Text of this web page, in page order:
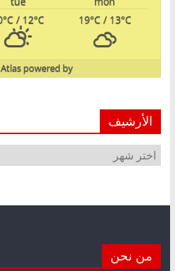
19°C/ 13°C
°C / 12°C
powered by
الأرشيف
الأرشيف
من نحن